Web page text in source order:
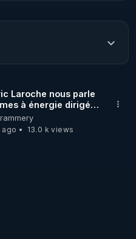
MON
Laroche nous parle
à énergie dirigée
des individus
ago
13.0 k views